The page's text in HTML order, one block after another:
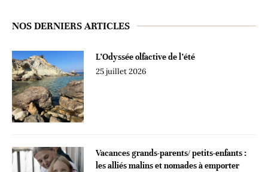
NOS DERNIERS ARTICLES
L’Odyssée olfactive de l’été
25 juillet 2026
Vacances grands-parents/ petits-enfants :
les alliés malins et nomades à emporter